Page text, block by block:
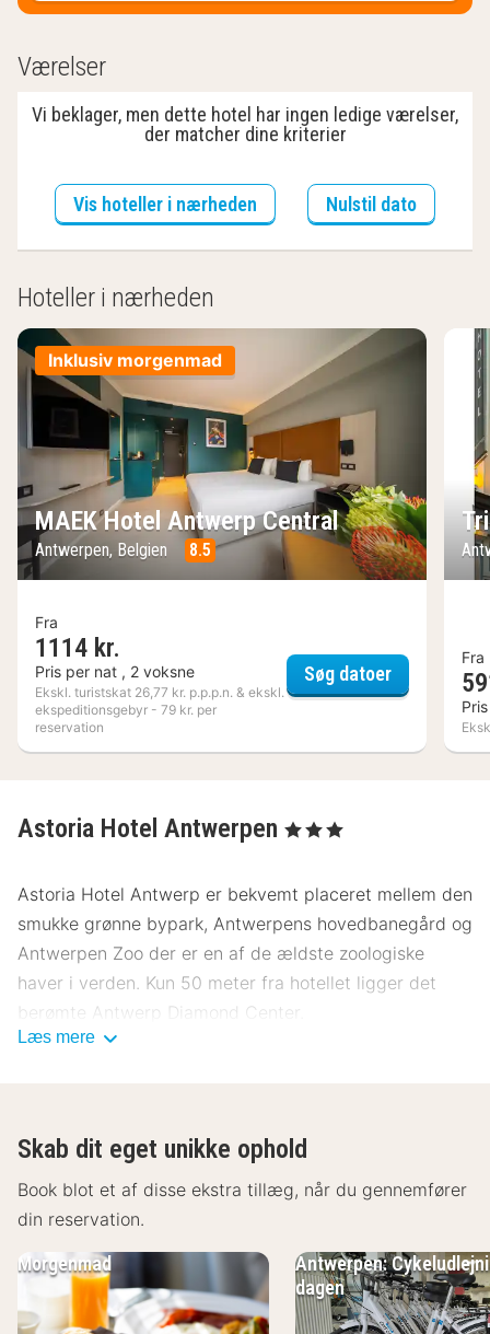
Værelser
Vi beklager, men dette hotel har ingen ledige værelser,
der matcher dine kriterier
Vis hoteller i nærheden Nulstil dato
Hoteller i nærheden
Inklusiv morgenmad
MAEK Hotel Antwerp Central
Antwerpen, Belgien 8.5
Fra
1114 kr.
Pris per nat , 2 voksne
Ekskl. turistskat 26,77 kr. p.p.p.n. & ekskl.
ekspeditionsgebyr - 79 kr. per
reservation
Søg datoerMAEK
Fra
Astoria Hotel Antwerpen , 3 Stjerner
Astoria Hotel Antwerp er bekvemt placeret mellem den
smukke grønne bypark, Antwerpens hovedbanegård og
Antwerpen Zoo der er en af ​​de ældste zoologiske
haver i verden. Kun 50 meter fra hotellet ligger det
berømte Antwerp Diamond Center.
vinduesudstillinger og besøge det interessante
diamantmuseum for at lære om byens historie. Besøg
også det traditionelle fuglmarked som finder sted hver
oplevelse. På Fashion Museum MoMu kan du gøre dig
bekendt med Antwerpens fremtrædende modebranch.
Læs mere
Skab dit eget unikke ophold
Book blot et af disse ekstra tillæg, når du gennemfører
din reservation.
Antwerpen:
dagen
Morgenmad